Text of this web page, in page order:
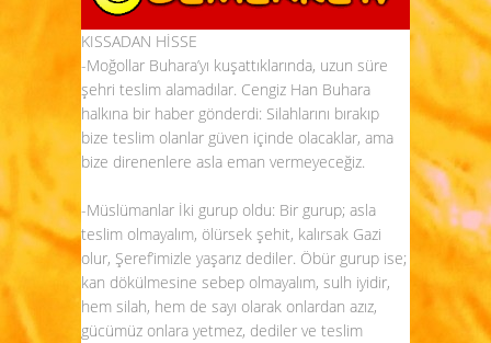
KISSADAN HİSSE
-Moğollar Buhara’yı kuşattıklarında, uzun süre
şehri teslim alamadılar. Cengiz Han Buhara
halkına bir haber gönderdi: Silahlarını bırakıp
bize teslim olanlar güven içinde olacaklar, ama
bize direnenlere asla eman vermeyeceğiz.
-Müslümanlar İki gurup oldu: Bir gurup; asla
teslim olmayalım, ölürsek şehit, kalırsak Gazi
olur, Şeref’imizle yaşarız dediler. Öbür gurup ise;
kan dökülmesine sebep olmayalım, sulh iyidir,
hem silah, hem de sayı olarak onlardan azız,
gücümüz onlara yetmez, dediler ve teslim